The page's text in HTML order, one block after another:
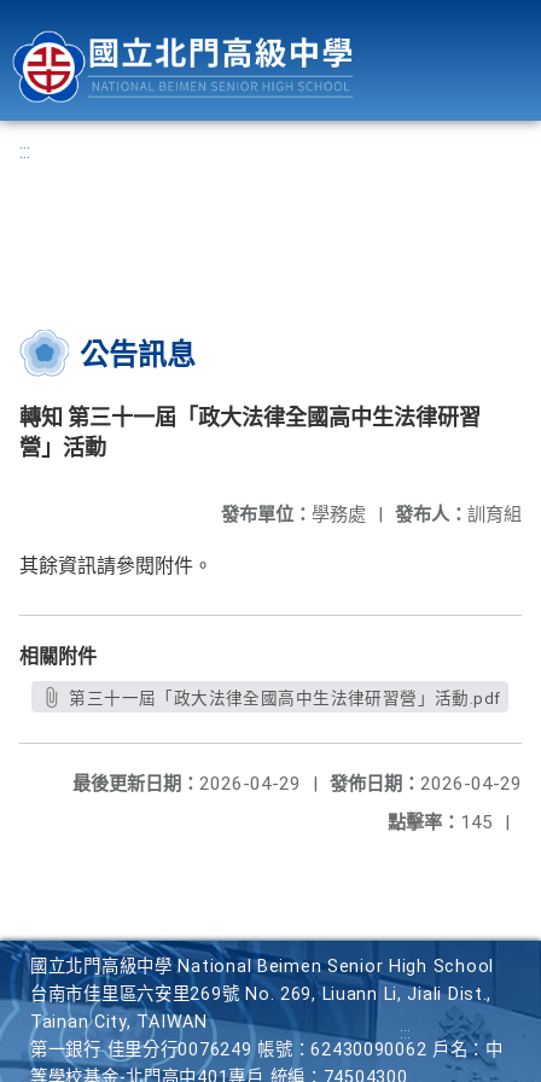
:::
公告訊息
轉知 第三十一屆「政大法律全國高中生法律研習
營」活動
發布人： 訓育組
發布單位： 學務處 |
其餘資訊請參閱附件。
相關附件
第三十一屆「政大法律全國高中生法律研習營」活動.pdf
發佈日期： 2026-04-29
最後更新日期： 2026-04-29
|
點擊率： 145 |
國立北門高級中學 National Beimen Senior High School
台南市佳里區六安里269號 No. 269, Liuann Li, Jiali Dist.,
Tainan City, TAIWAN
第一銀行 佳里分行0076249 帳號：62430090062 戶名：中
等學校基金-北門高中401專戶 統編：74504300